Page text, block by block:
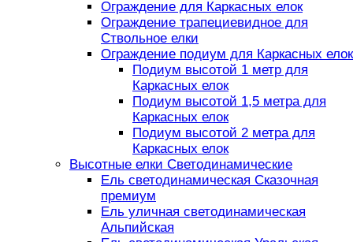
Ограждение для Каркасных елок
Ограждение трапециевидное для
Ствольное елки
Ограждение подиум для Каркасных елок
Подиум высотой 1 метр для
Каркасных елок
Подиум высотой 1,5 метра для
Каркасных елок
Подиум высотой 2 метра для
Каркасных елок
Высотные елки Светодинамические
Ель светодинамическая Сказочная
премиум
Ель уличная светодинамическая
Альпийская